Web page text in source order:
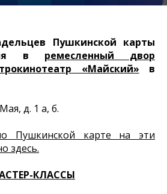
Пушкинской карты
в ремесленный двор
«Майский» в
д. 1 а, б.
Пушкинской карте на эти
здесь.
КЛАССЫ